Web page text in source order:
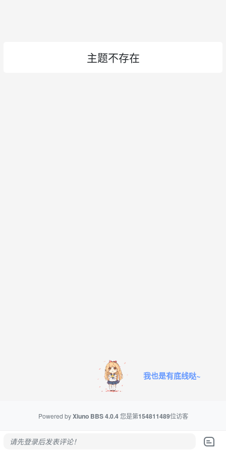
主题不存在
我也是有底线哒~
Powered byXiuno BBS4.0.4 您是第154811489位访客
请先登录后发表评论！